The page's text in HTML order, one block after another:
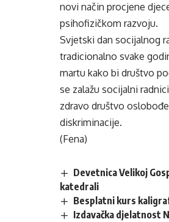
novi način procjene
psihofizičkom razvoju.
Svjetski dan socijalnog
tradicionalno svake
martu kako bi društvo
se zalažu socijalni
zdravo društvo
diskriminacije.
(Fena)
Devetnica Velikoj
katedrali
Besplatni kurs
Izdavačka djelatnost